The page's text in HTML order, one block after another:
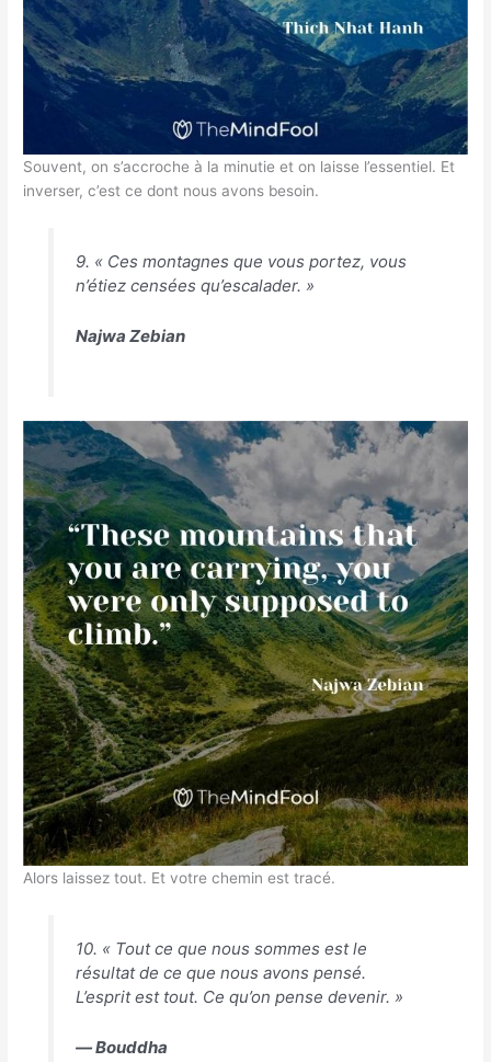
Souvent, on s’accroche à la minutie et on laisse l’essentiel. Et
inverser, c’est ce dont nous avons besoin.
9. « Ces montagnes que vous portez, vous
n’étiez censées qu’escalader. »
Najwa Zebian
Alors laissez tout. Et votre chemin est tracé.
10. « Tout ce que nous sommes est le
résultat de ce que nous avons pensé.
L’esprit est tout. Ce qu’on pense devenir. »
― Bouddha